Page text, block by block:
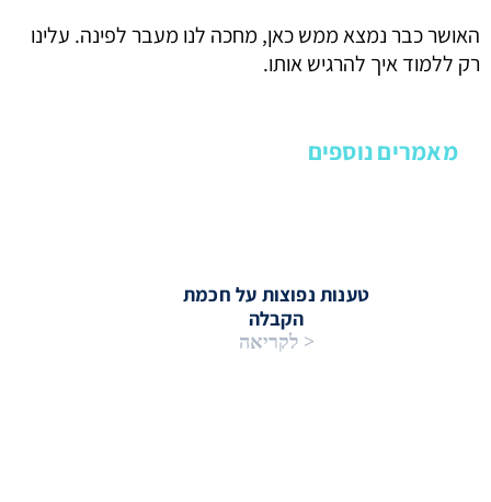
מאמרים נוספים
טענות נפוצות על חכמת
הקבלה
< לקריאה
האושר כבר נמצא ממש כאן, מחכה לנו מעבר לפינה. עלינו
רק ללמוד איך להרגיש אותו.